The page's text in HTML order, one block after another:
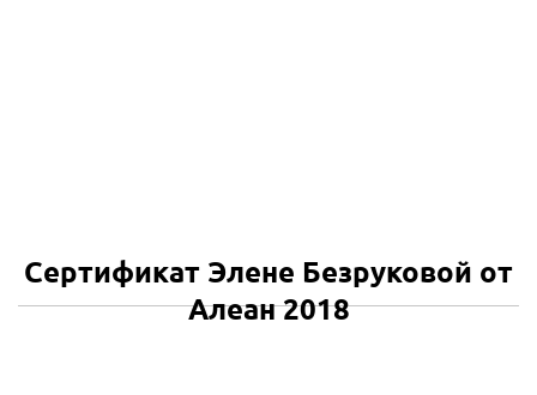
Сертификат Элене Безруковой от
Алеан 2018